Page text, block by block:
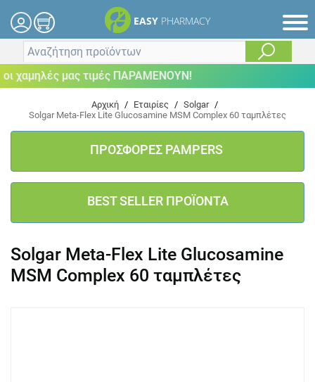
EASY PHARMACY
χαμηλές μας τιμές ΠΑΡΑΜΕΝΟΥΝ!
Αρχική / Εταιρίες / Solgar /
Solgar Meta-Flex Lite Glucosamine MSM Complex 60 ταμπλέτες
ΠΡΟΣΦΟΡΕΣ PAMPERS
BEST SELLER ΠΡΟΪΟΝΤΑ
Solgar Meta-Flex Lite Glucosamine
MSM Complex 60 ταμπλέτες